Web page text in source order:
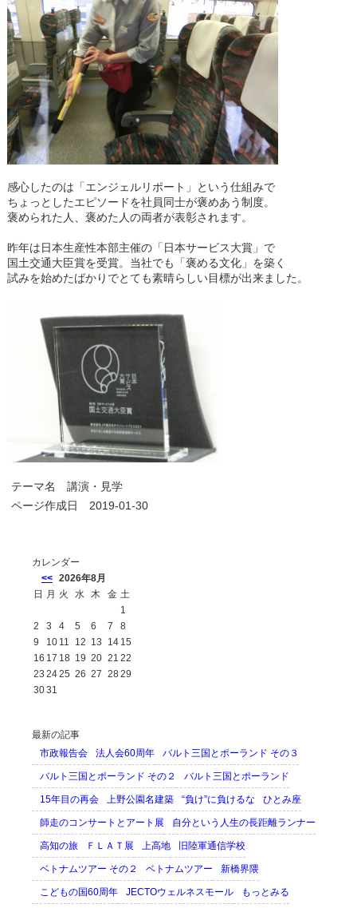
感心したのは「エンジェルリポート」という仕組みで
ちょっとしたエピソードを社員同士が褒めあう制度。
褒められた人、褒めた人の両者が表彰されます。
昨年は日本生産性本部主催の「日本サービス大賞」で
国土交通大臣賞を受賞。当社でも「褒める文化」を築く
試みを始めたばかりでとても素晴らしい目標が出来ました。
テーマ名 講演・見学
ページ作成日 2019-01-30
カレンダー
<<
2026年8月
日
月 火 水 木 金 土
1
2
3 4 5 6 7
8
9
10 11 12 13 14 15
16 17 18 19 20 21 22
23 2425 26 27 2829
3031
最新の記事
市政報告会
法人会60周年 バルト三国とポーランド その３
バルト三国とポーランド その２ バルト三国とポーランド
15年目の再会 上野公園名建築 “負け”に負けるな ひとみ座
師走のコンサートとアート展 自分という人生の長距離ランナー
高知の旅 ＦＬＡＴ展 上高地 旧陸軍通信学校
ベトナムツアー その２ ベトナムツアー 新橋界隈
こどもの国60周年 JECTOウェルネスモール もっとみる